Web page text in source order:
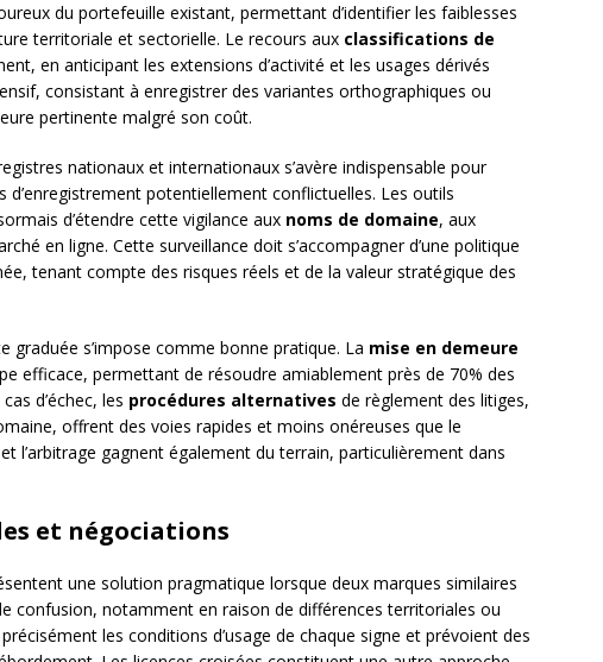
du portefeuille existant, permettant d’identifier les faiblesses
territoriale et sectorielle. Le recours aux classifications de
en anticipant les extensions d’activité et les usages dérivés
consistant à enregistrer des variantes orthographiques ou
pertinente malgré son coût.
nationaux et internationaux s’avère indispensable pour
potentiellement conflictuelles. Les outils
d’étendre cette vigilance aux noms de domaine, aux
en ligne. Cette surveillance doit s’accompagner d’une politique
tenant compte des risques réels et de la valeur stratégique des
graduée s’impose comme bonne pratique. La mise en demeure
efficace, permettant de résoudre amiablement près de 70% des
d’échec, les procédures alternatives de règlement des litiges,
offrent des voies rapides et moins onéreuses que le
l’arbitrage gagnent également du terrain, particulièrement dans
et négociations
une solution pragmatique lorsque deux marques similaires
confusion, notamment en raison de différences territoriales ou
les conditions d’usage de chaque signe et prévoient des